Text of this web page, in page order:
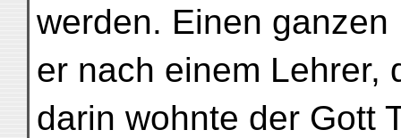
werden. Einen ganzen
er nach einem Lehrer,
darin wohnte der Gott